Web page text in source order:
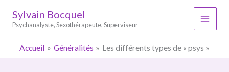
contenu
Sylvain Bocquel
Psychanalyste, Sexothérapeute, Superviseur
Accueil Généralités Les différents types de « psys »